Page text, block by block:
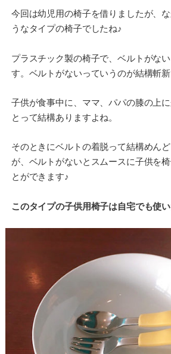
今回は幼児用の椅子を借りましたが、
うなタイプの椅子でしたね♪
プラスチック製の椅子で、ベルトがな
す。ベルトがないっていうのが結構斬
子供が食事中に、ママ、パパの膝の上
とって結構ありますよね。
そのときにベルトの着脱って結構めん
が、ベルトがないとスムースに子供を
とができます♪
このタイプの子供用椅子は自宅でも使い